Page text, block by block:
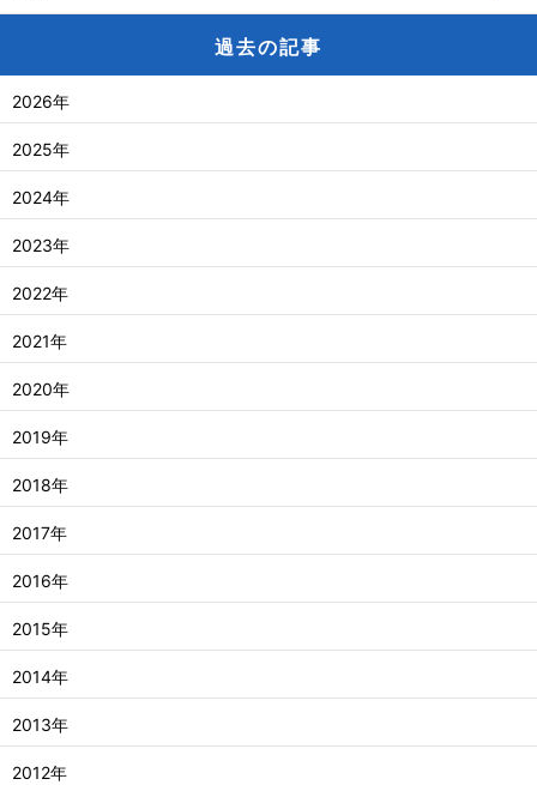
過去の記事
2026年
2025年
2024年
2023年
2022年
2021年
2020年
2019年
2018年
2017年
2016年
2015年
2014年
2013年
2012年